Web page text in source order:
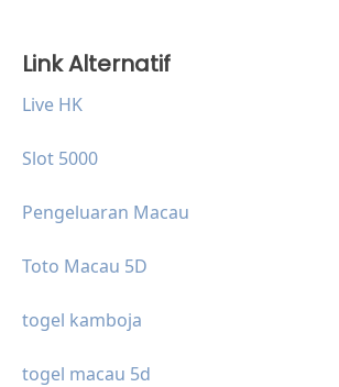
Link Alternatif
Live HK
Slot 5000
Pengeluaran Macau
Toto Macau 5D
togel kamboja
togel macau 5d